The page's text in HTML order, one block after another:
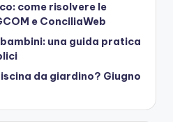
come risolvere le
e ConciliaWeb
una guida pratica
da giardino? Giugno